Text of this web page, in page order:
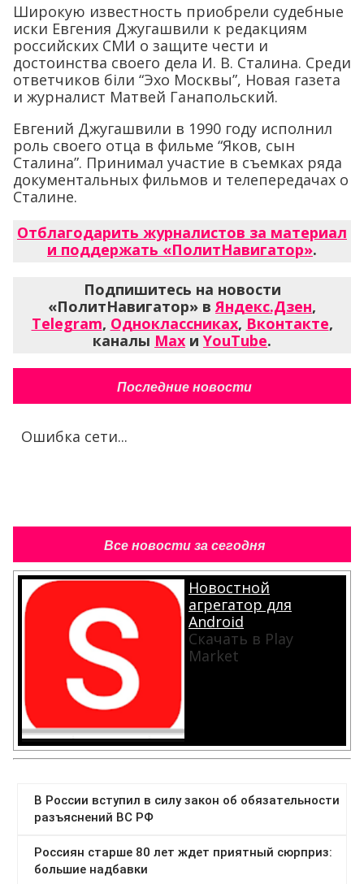
Широкую известность приобрели судебные
иски Евгения Джугашвили к редакциям
российских СМИ о защите чести и
достоинства своего дела И. В. Сталина. Среди
ответчиков біли “Эхо Москвы”, Новая газета
и журналист Матвей Ганапольский.
Евгений Джугашвили в 1990 году исполнил
роль своего отца в фильме “Яков, сын
Сталина”. Принимал участие в съемках ряда
документальных фильмов и телепередачах о
Сталине.
Отблагодарить журналистов за материал
и поддержать «ПолитНавигатор».
Подпишитесь на новости
«ПолитНавигатор» вЯндекс.Дзен,
Telegram, Одноклассниках, Вконтакте,
каналы Max и YouTube.
Последние новости
Ошибка сети...
Все новости за сегодня
Новостной
агрегатор для
Android
Скачать в Play
Market